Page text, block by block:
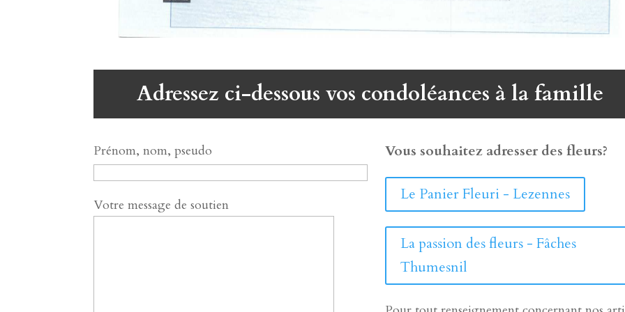
Adressez ci-dessous vos condoléances à la famille
Prénom, nom, pseudo
Votre message de soutien
Vous souhaitez adresser des fleurs?
Le Panier Fleuri - Lezennes
La passion des fleurs - Fâches
Thumesnil